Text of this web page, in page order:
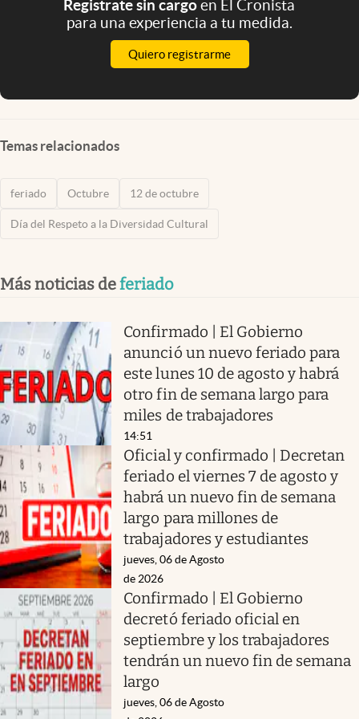
Registrate sin cargoen El Cronista
para una experiencia a tu medida.
Quiero registrarme
Temas relacionados
feriado Octubre 12 de octubre
Día del Respeto a la Diversidad Cultural
Más noticias deferiado
Confirmado | El Gobierno
anunció un nuevo feriado para
este lunes 10 de agosto y habrá
otro fin de semana largo para
miles de trabajadores
14:51
Oficial y confirmado | Decretan
feriado el viernes 7 de agosto y
habrá un nuevo fin de semana
largo para millones de
trabajadores y estudiantes
jueves, 06 de Agosto
de 2026
Confirmado | El Gobierno
decretó feriado oficial en
septiembre y los trabajadores
tendrán un nuevo fin de semana
largo
jueves, 06 de Agosto